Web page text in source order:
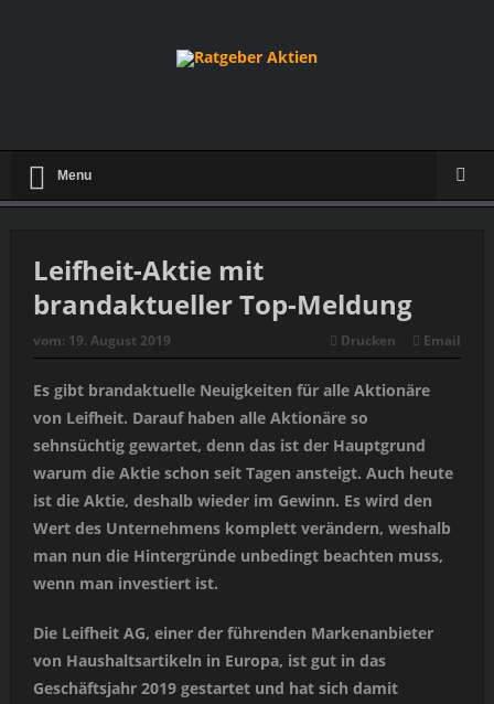
Menu
Leifheit-Aktie mit
brandaktueller Top-Meldung
vom: 19. August 2019 Drucken Email
Es gibt brandaktuelle Neuigkeiten für alle Aktionäre
von Leifheit. Darauf haben alle Aktionäre so
sehnsüchtig gewartet, denn das ist der Hauptgrund
warum die Aktie schon seit Tagen ansteigt. Auch heute
ist die Aktie, deshalb wieder im Gewinn. Es wird den
Wert des Unternehmens komplett verändern, weshalb
man nun die Hintergründe unbedingt beachten muss,
wenn man investiert ist.
Die Leifheit AG, einer der führenden Markenanbieter
von Haushaltsartikeln in Europa, ist gut in das
Geschäftsjahr 2019 gestartet und hat sich damit